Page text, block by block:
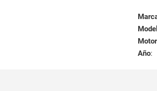
Motor
Año: